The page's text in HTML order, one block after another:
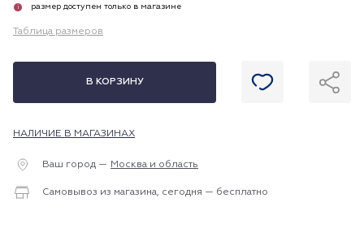
i размер доступен только в магазине
Таблица размеров
В КОРЗИНУ
НАЛИЧИЕ В МАГАЗИНАХ
Ваш город — Москва и область
Самовывоз из магазина, сегодня — бесплатно